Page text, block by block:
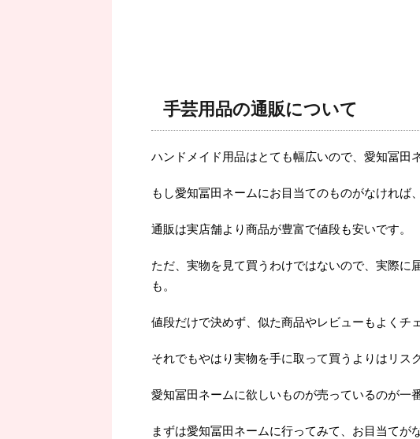
手芸用品の通販について
ハンドメイド用品はとても幅広いので、愛知冨田
もし愛知冨田ネームにお目当てのものがなければ
通販は実店舗より商品が豊富で値段も安いです。
ただ、実物を見て買うわけではないので、実際
も。
値段だけで決めず、似た商品やレビューもよくチ
それでもやはり実物を手に取って買うよりはリス
愛知冨田ネームに欲しいものが売っているのが一
まずは愛知冨田ネームに行ってみて、お目当てが